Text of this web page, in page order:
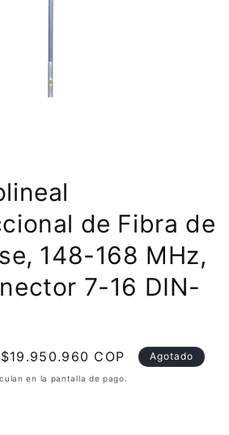
de Fibra de
148-168 MHz,
7-16 DIN-
Precio
de
$19.950.960 COP Agotado
en la pantalla de pago.